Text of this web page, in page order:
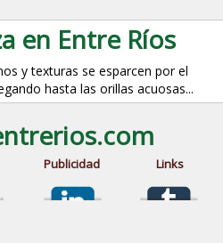
en Entre Ríos
y texturas se esparcen por el
hasta las orillas acuosas...
Publicidad Links